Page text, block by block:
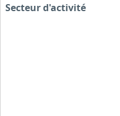
Secteur d'activité